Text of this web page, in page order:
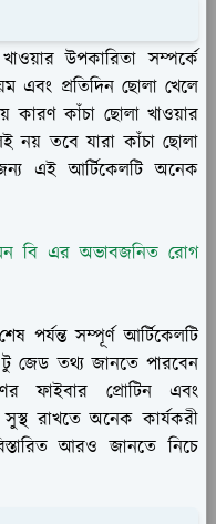
উপকারিতা সম্পর্কে
এবং প্রতিদিন ছোলা খেলে
কারণ কাঁচা ছোলা খাওয়ার
নয় তবে যারা কাঁচা ছোলা
এই আর্টিকেলটি অনেক
বি এর অভাবজনিত রোগ
পর্যন্ত সম্পূর্ণ আর্টিকেলটি
জেড তথ্য জানতে পারবেন
ফাইবার প্রোটিন এবং
সুস্থ রাখতে অনেক কার্যকরী
আরও জানতে নিচে